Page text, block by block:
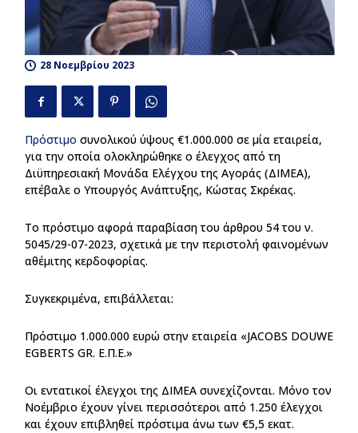
28 Νοεμβρίου 2023
Πρόστιμο συνολικού ύψους €1.000.000 σε μία εταιρεία,
για την οποία ολοκληρώθηκε ο έλεγχος από τη
Διϋπηρεσιακή Μονάδα Ελέγχου της Αγοράς (ΔΙΜΕΑ),
επέβαλε ο Υπουργός Ανάπτυξης, Κώστας Σκρέκας.
Το πρόστιμο αφορά παραβίαση του άρθρου 54 του ν.
5045/29-07-2023, σχετικά με την περιστολή φαινομένων
αθέμιτης κερδοφορίας.
Συγκεκριμένα, επιβάλλεται:
Πρόστιμο 1.000.000 ευρώ στην εταιρεία «JACOBS DOUWE
EGBERTS GR. Ε.Π.Ε.»
Οι εντατικοί έλεγχοι της ΔΙΜΕΑ συνεχίζονται. Μόνο τον
Νοέμβριο έχουν γίνει περισσότεροι από 1.250 έλεγχοι
και έχουν επιβληθεί πρόστιμα άνω των €5,5 εκατ.